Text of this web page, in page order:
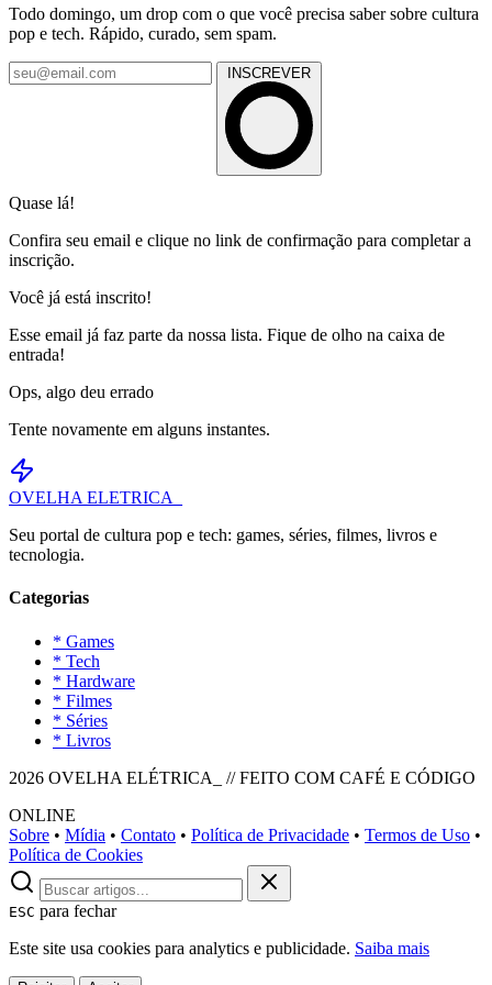
Todo domingo, um drop com o que você precisa saber sobre cultura
pop e tech. Rápido, curado, sem spam.
INSCREVER
Quase lá!
Confira seu email e clique no link de confirmação para completar a
inscrição.
Você já está inscrito!
Esse email já faz parte da nossa lista. Fique de olho na caixa de
entrada!
Ops, algo deu errado
Tente novamente em alguns instantes.
OVELHA ELETRICA_
Seu portal de cultura pop e tech: games, séries, filmes, livros e
tecnologia.
Categorias
* Games
* Tech
* Hardware
* Filmes
* Séries
* Livros
2026 OVELHA ELÉTRICA_ // FEITO COM CAFÉ E CÓDIGO
ONLINE
Sobre • Mídia • Contato • Política de Privacidade • Termos de Uso •
Política de Cookies
ESC para fechar
Este site usa cookies para analytics e publicidade. Saiba mais